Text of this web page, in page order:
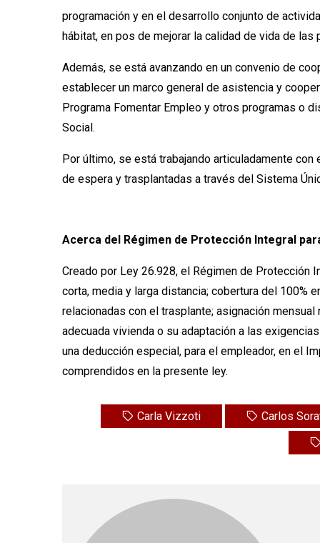
programación y en el desarrollo conjunto de
hábitat, en pos de mejorar la calidad de vida de
Además, se está avanzando en un convenio de
establecer un marco general de asistencia y
Programa Fomentar Empleo y otros programas o
Social.
Por último, se está trabajando articuladamente
de espera y trasplantadas a través del Sistema
Acerca del Régimen de Protección Integral
Creado por Ley 26.928, el Régimen de
corta, media y larga distancia; cobertura del
relacionadas con el trasplante; asignación
adecuada vivienda o su adaptación a las
una deducción especial, para el empleador, en el
comprendidos en la presente ley.
Carla Vizzoti Carlos